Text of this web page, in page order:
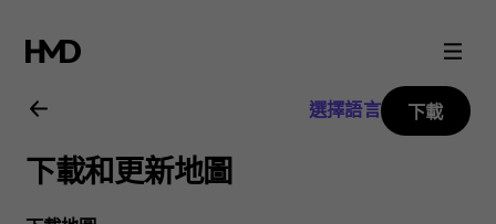
Nokia
4.2
user
選擇語言 下載
下載和更新地圖